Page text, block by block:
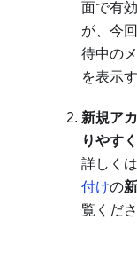
面で有
が、今
待中の
を表示
新規ア
りやす
詳しくは
付けの
覧くださ